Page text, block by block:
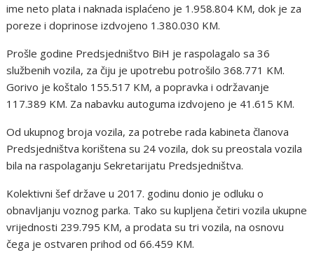
ime neto plata i naknada isplaćeno je 1.958.804 KM, dok je za
poreze i doprinose izdvojeno 1.380.030 KM.
Prošle godine Predsjedništvo BiH je raspolagalo sa 36
službenih vozila, za čiju je upotrebu potrošilo 368.771 KM.
Gorivo je koštalo 155.517 KM, a popravka i održavanje
117.389 KM. Za nabavku autoguma izdvojeno je 41.615 KM.
Od ukupnog broja vozila, za potrebe rada kabineta članova
Predsjedništva korištena su 24 vozila, dok su preostala vozila
bila na raspolaganju Sekretarijatu Predsjedništva.
Kolektivni šef države u 2017. godinu donio je odluku o
obnavljanju voznog parka. Tako su kupljena četiri vozila ukupne
vrijednosti 239.795 KM, a prodata su tri vozila, na osnovu
čega je ostvaren prihod od 66.459 KM.